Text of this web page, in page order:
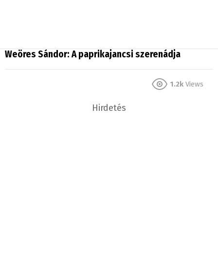
Weöres Sándor: A paprikajancsi szerenádja
1.2k Views
Hirdetés